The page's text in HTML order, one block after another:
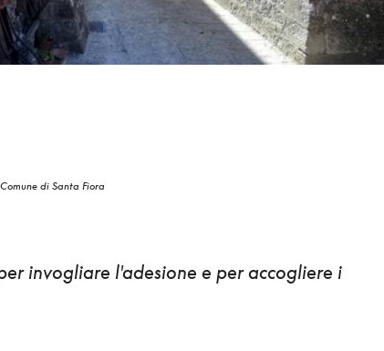
di Santa Fiora
invogliare l'adesione e per accogliere i